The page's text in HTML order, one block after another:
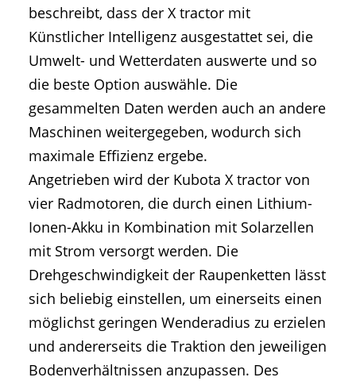
beschreibt, dass der X tractor mit
Künstlicher Intelligenz ausgestattet sei, die
Umwelt- und Wetterdaten auswerte und so
die beste Option auswähle. Die
gesammelten Daten werden auch an andere
Maschinen weitergegeben, wodurch sich
maximale Effizienz ergebe.
Angetrieben wird der Kubota X tractor von
vier Radmotoren, die durch einen Lithium-
Ionen-Akku in Kombination mit Solarzellen
mit Strom versorgt werden. Die
Drehgeschwindigkeit der Raupenketten lässt
sich beliebig einstellen, um einerseits einen
möglichst geringen Wenderadius zu erzielen
und andererseits die Traktion den jeweiligen
Bodenverhältnissen anzupassen. Des